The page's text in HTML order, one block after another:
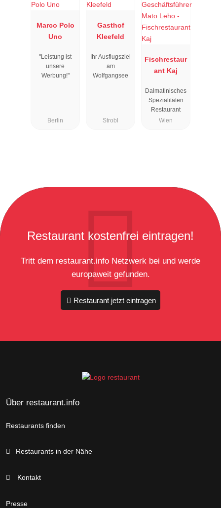
Marco Polo
Uno
"Leistung ist
unsere
Werbung!"
Berlin
Gasthof
Kleefeld
Ihr Ausflugsziel
am
Wolfgangsee
Strobl
Fischrestaur
ant Kaj
Dalmatinisches
Spezialitäten
Restaurant
Wien
Restaurant kostenfrei eintragen!
Tritt dem restaurant.info Netzwerk bei und werde
europaweit gefunden.
Restaurant jetzt eintragen
Über restaurant.info
Restaurants finden
Restaurants in der Nähe
Kontakt
Presse